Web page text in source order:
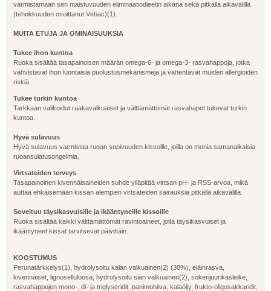
varmistamaan sen maistuvuuden eliminaatiodieetin aikana sekä pitkällä aikavälillä
(tehokkuuden osoittanut Virbac)(1).
MUITA ETUJA JA OMINAISUUKSIA
Tukee ihon kuntoa
Ruoka sisältää tasapainoisen määrän omega-6- ja omega-3- rasvahappoja, jotka
vahvistavat ihon luontaisia puolustusmekanismeja ja vähentävät muiden allergioiden
riskiä.
Tukee turkin kuntoa
Tarkkaan valikoidut raakavalkuaiset ja välttämättömät rasvahapot tukevat turkin
kuntoa.
Hyvä sulavuus
Hyvä sulavuus varmistaa ruoan sopivuuden kissoille, joilla on monia samanaikaisia
ruoansulatusongelmia.
Virtsateiden terveys
Tasapainoinen kivennäisaineiden suhde ylläpitää virtsan pH- ja RSS-arvoa, mikä
auttaa ehkäisemään kissan alempien virtsateiden sairauksia pitkällä aikavälillä.
Soveltuu täysikasvuisille ja ikääntyneille kissoille
Ruoka sisältää kaikki välttämättömät ravintoaineet, joita täysikasvuiset ja
ikääntyneet kissat tarvitsevat päivittäin.
KOOSTUMUS
Perunatärkkelys(1), hydrolysoitu kalan valkuainen(2) (30%), eläinrasva,
kivennäiset, lignoselluloosa, hydrolysoitu sian valkuainen(2), sokerijuurikasleike,
rasvahappojen mono-, di- ja triglyseridit, panimohiiva, kalaöljy, frukto-oligosakkaridit,